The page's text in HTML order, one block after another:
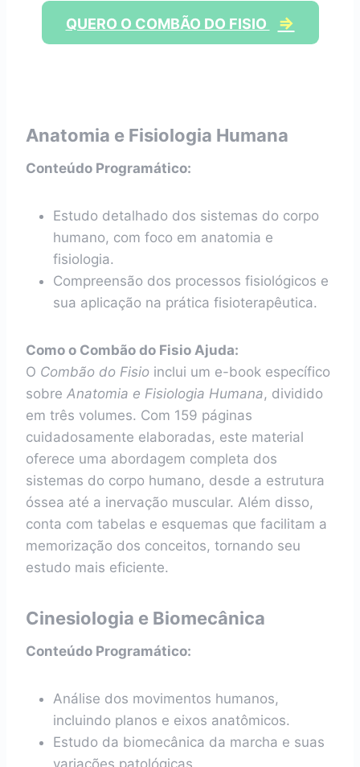
QUERO O COMBÃO DO FISIO ⇒
Anatomia e Fisiologia Humana
Conteúdo Programático:
Estudo detalhado dos sistemas do corpo
humano, com foco em anatomia e
fisiologia.
Compreensão dos processos fisiológicos e
sua aplicação na prática fisioterapêutica.
Como o Combão do Fisio Ajuda:
O Combão do Fisio inclui um e-book específico
sobre Anatomia e Fisiologia Humana, dividido
em três volumes. Com 159 páginas
cuidadosamente elaboradas, este material
oferece uma abordagem completa dos
sistemas do corpo humano, desde a estrutura
óssea até a inervação muscular. Além disso,
conta com tabelas e esquemas que facilitam a
memorização dos conceitos, tornando seu
estudo mais eficiente.
Cinesiologia e Biomecânica
Conteúdo Programático:
Análise dos movimentos humanos,
incluindo planos e eixos anatômicos.
Estudo da biomecânica da marcha e suas
variações patológicas.